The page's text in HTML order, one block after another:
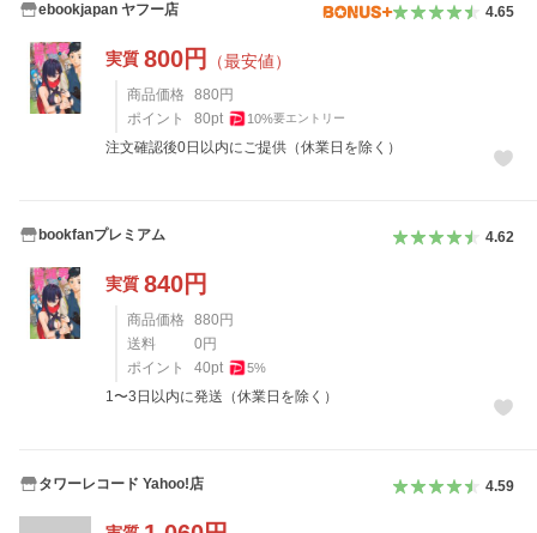
ebookjapan ヤフー店 4.65
実質 800円 （最安値）
商品価格 880 円
ポイント
80pt 10%要エントリー
注文確認後0日以内にご提供（休業日を除く）
bookfanプレミアム 4.62
実質 840円
商品価格 880 円
送料
0 円
ポイント
40pt 5%
1〜3日以内に発送（休業日を除く）
タワーレコード Yahoo!店 4.59